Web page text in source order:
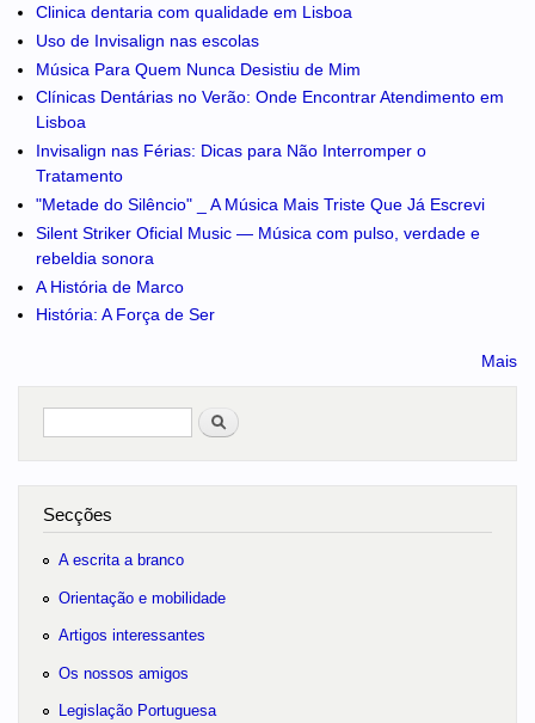
Clinica dentaria com qualidade em Lisboa
Uso de Invisalign nas escolas
Música Para Quem Nunca Desistiu de Mim
Clínicas Dentárias no Verão: Onde Encontrar Atendimento em
Lisboa
Invisalign nas Férias: Dicas para Não Interromper o
Tratamento
"Metade do Silêncio" _ A Música Mais Triste Que Já Escrevi
Silent Striker Oficial Music — Música com pulso, verdade e
rebeldia sonora
A História de Marco
História: A Força de Ser
Mais
Pesquisar
Secções
A escrita a branco
Orientação e mobilidade
Artigos interessantes
Os nossos amigos
Legislação Portuguesa